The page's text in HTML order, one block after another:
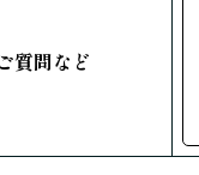
質問など